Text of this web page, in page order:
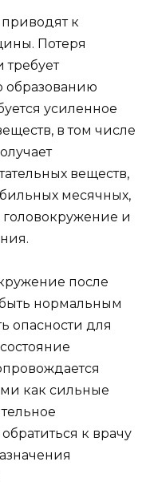
к
Потеря
требует
образованию
усиленное
в том числе
веществ,
месячных,
головокружение и
после
нормальным
опасности для
как сильные
к врачу